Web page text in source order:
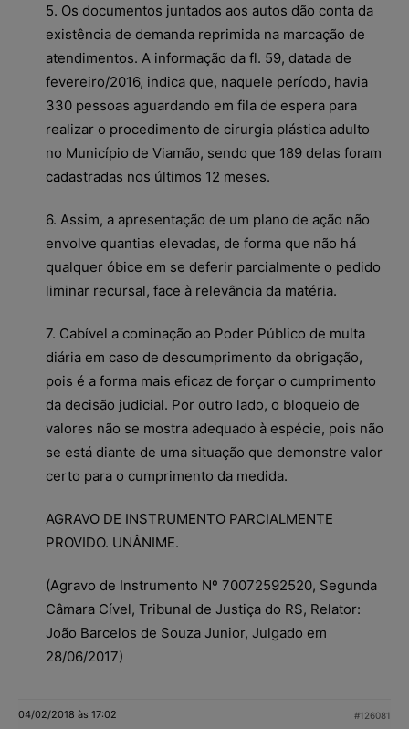
5. Os documentos juntados aos autos dão conta da
existência de demanda reprimida na marcação de
atendimentos. A informação da fl. 59, datada de
fevereiro/2016, indica que, naquele período, havia
330 pessoas aguardando em fila de espera para
realizar o procedimento de cirurgia plástica adulto
no Município de Viamão, sendo que 189 delas foram
cadastradas nos últimos 12 meses.
6. Assim, a apresentação de um plano de ação não
envolve quantias elevadas, de forma que não há
qualquer óbice em se deferir parcialmente o pedido
liminar recursal, face à relevância da matéria.
7. Cabível a cominação ao Poder Público de multa
diária em caso de descumprimento da obrigação,
pois é a forma mais eficaz de forçar o cumprimento
da decisão judicial. Por outro lado, o bloqueio de
valores não se mostra adequado à espécie, pois não
se está diante de uma situação que demonstre valor
certo para o cumprimento da medida.
AGRAVO DE INSTRUMENTO PARCIALMENTE
PROVIDO. UNÂNIME.
(Agravo de Instrumento Nº 70072592520, Segunda
Câmara Cível, Tribunal de Justiça do RS, Relator:
João Barcelos de Souza Junior, Julgado em
28/06/2017)
04/02/2018 às 17:02 #126081